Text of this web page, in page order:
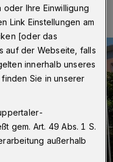
oder Ihre Einwilligung
Link Einstellungen am
[oder das
auf der Webseite, falls
innerhalb unseres
Sie in unserer
gem. Art. 49 Abs. 1 S.
außerhalb